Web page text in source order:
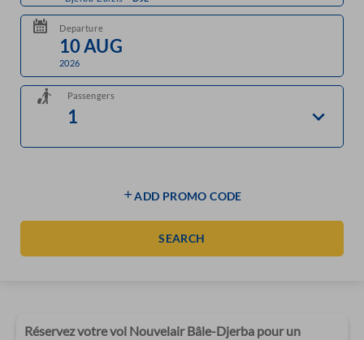
Departure
2026
Passengers
ADD PROMO CODE
SEARCH
Réservez votre vol Nouvelair Bâle-Djerba pour un